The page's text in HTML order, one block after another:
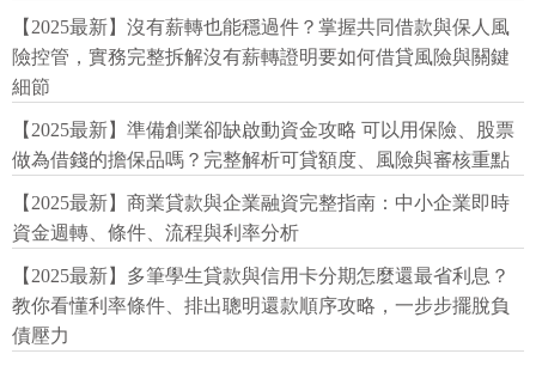
【2025最新】沒有薪轉也能穩過件？掌握共同借款與保人風
險控管，實務完整拆解沒有薪轉證明要如何借貸風險與關鍵
細節
【2025最新】準備創業卻缺啟動資金攻略 可以用保險、股票
做為借錢的擔保品嗎？完整解析可貸額度、風險與審核重點
【2025最新】商業貸款與企業融資完整指南：中小企業即時
資金週轉、條件、流程與利率分析
【2025最新】多筆學生貸款與信用卡分期怎麼還最省利息？
教你看懂利率條件、排出聰明還款順序攻略，一步步擺脫負
債壓力